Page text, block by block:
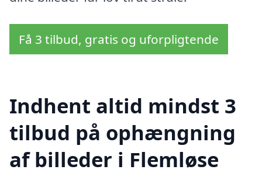
Få 3 tilbud, gratis og uforpligtende
Indhent altid mindst 3
tilbud på ophængning
af billeder i Flemløse